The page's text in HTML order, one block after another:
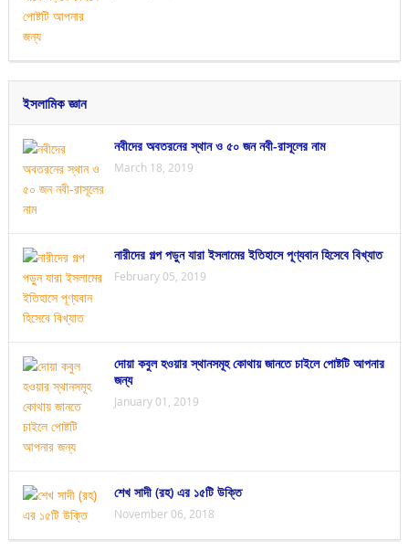
ইসলামিক জ্ঞান
নবীদের অবতরনের স্থান ও ৫০ জন নবী-রাসূলের নাম
March 18, 2019
নারীদের গল্প পড়ুন যারা ইসলামের ইতিহাসে পূণ্যবান হিসেবে বিখ্যাত
February 05, 2019
দোয়া কবুল হওয়ার স্থানসমূহ কোথায় জানতে চাইলে পোষ্টটি আপনার
জন্য
January 01, 2019
শেখ সাদী (রহ) এর ১৫টি উক্তি
November 06, 2018